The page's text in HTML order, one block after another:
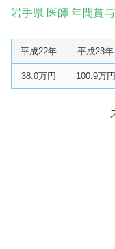
岩手県 医師 年間賞与
平成22年 平成23年
38.0万円 100.9万円